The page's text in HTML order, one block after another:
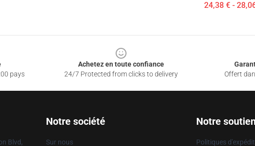
24,38 € -
pays
Achetez en toute confiance
24/7 Protected from clicks to delivery
Offert
Blvd,
Notre société
Sur nous
Notre
Politiques